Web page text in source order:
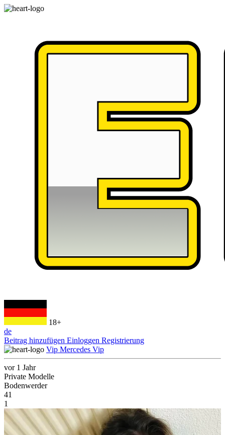
18+
de
Beitrag hinzufügen Einloggen Registrierung
Vip Mercedes Vip
vor 1 Jahr
Private Modelle
Bodenwerder
41
1